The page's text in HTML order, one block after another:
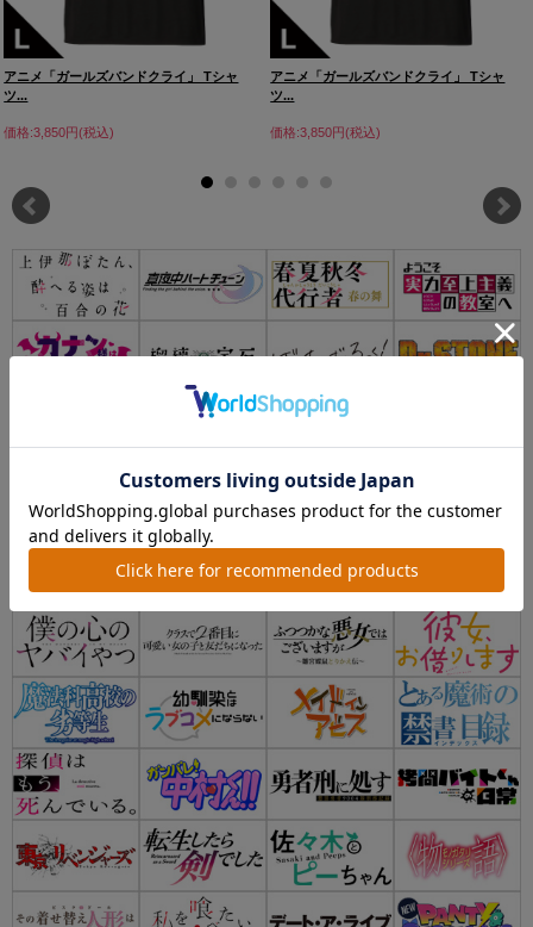
アニメ「ガールズバンドクライ」 Tシャ
ツ...
価格:3,850円(税込)
アニメ「ガールズバンドクライ」 Tシャ
ツ...
価格:3,850円(税込)